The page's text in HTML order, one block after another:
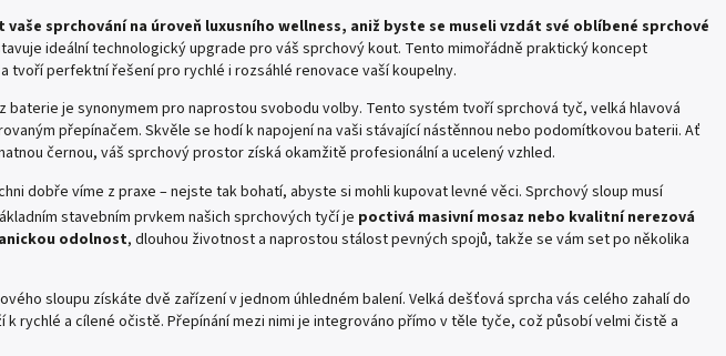
sprchování na úroveň luxusního wellness, aniž byste se museli vzdát své oblíbené sprchové
ideální technologický upgrade pro váš sprchový kout. Tento mimořádně praktický koncept
a tvoří perfektní řešení pro rychlé i rozsáhlé renovace vaší koupelny.
baterie je synonymem pro naprostou svobodu volby. Tento systém tvoří sprchová tyč, velká hlavová
přepínačem. Skvěle se hodí k napojení na vaši stávající nástěnnou nebo podomítkovou baterii. Ať
černou, váš sprchový prostor získá okamžitě profesionální a ucelený vzhled.
dobře víme z praxe – nejste tak bohatí, abyste si mohli kupovat levné věci. Sprchový sloup musí
stavebním prvkem našich sprchových tyčí je poctivá masivní mosaz nebo kvalitní nerezová
odolnost, dlouhou životnost a naprostou stálost pevných spojů, takže se vám set po několika
sloupu získáte dvě zařízení v jednom úhledném balení. Velká dešťová sprcha vás celého zahalí do
rychlé a cílené očistě. Přepínání mezi nimi je integrováno přímo v těle tyče, což působí velmi čistě a